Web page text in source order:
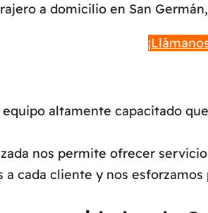
a domicilio en San
altamente capacitado
nos permite ofrecer
a cada cliente y nos